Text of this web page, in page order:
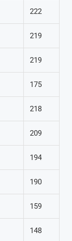
222
219
219
175
218
209
194
190
159
148